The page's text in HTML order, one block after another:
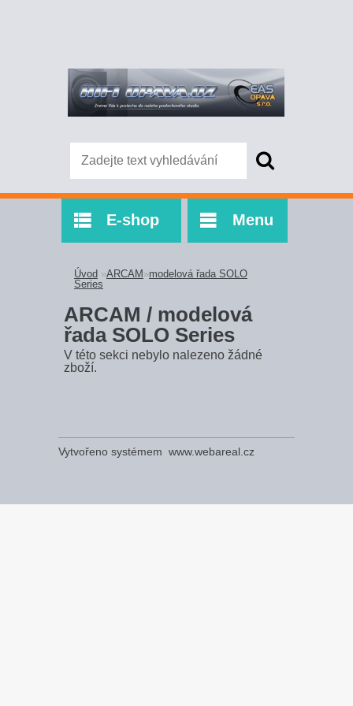
E-shop Menu
Úvod »ARCAM»modelová řada SOLO
Series
ARCAM / modelová
řada SOLO Series
V této sekci nebylo nalezeno žádné
zboží.
Vytvořeno systémem www.webareal.cz